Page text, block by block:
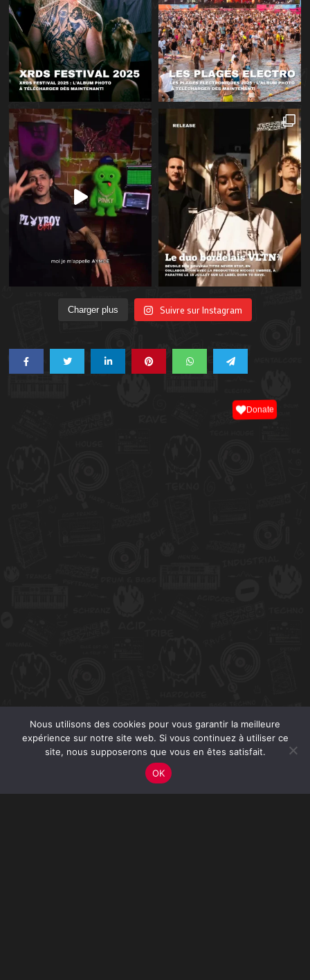
Charger plus Suivre sur Instagram
Nous utilisons des cookies pour vous garantir la meilleure
expérience sur notre site web. Si vous continuez à utiliser ce
site, nous supposerons que vous en êtes satisfait.
OK
Donate